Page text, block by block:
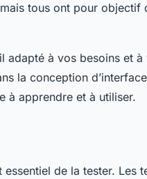
tous ont pour objectif
adapté à vos besoins et
la conception
à apprendre et à utiliser.
essentiel de la tester. Les